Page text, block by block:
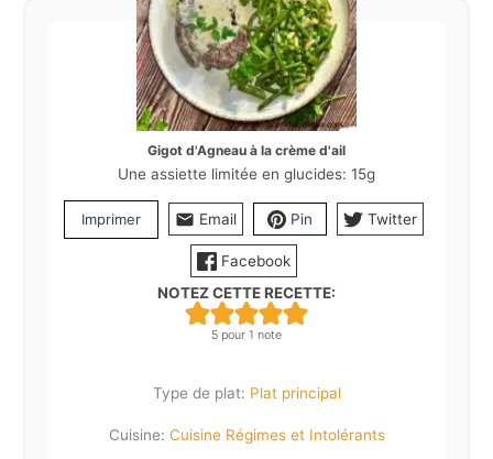
Gigot d'Agneau à la crème d'ail
Une assiette limitée en glucides: 15g
Imprimer Email Pin Twitter
Facebook
NOTEZ CETTE RECETTE:
5 pour 1 note
Type de plat: Plat principal
Cuisine: Cuisine Régimes et Intolérants